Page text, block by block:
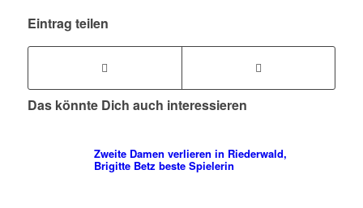
Eintrag teilen
Das könnte Dich auch interessieren
Zweite Damen verlieren in Riederwald,
Brigitte Betz beste Spielerin